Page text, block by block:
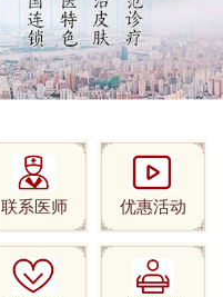
联系医师 优惠活动